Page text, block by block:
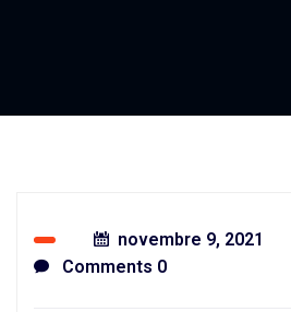
novembre 9, 2021
Comments 0